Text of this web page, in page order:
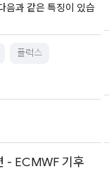
음과 같은 특징이 있습
플럭스
- ECMWF 기후